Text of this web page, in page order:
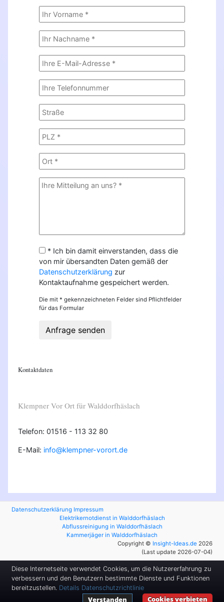
* Ich bin damit einverstanden, dass die
von mir übersandten Daten gemäß der
Datenschutzerklärung zur
Kontaktaufnahme gespeichert werden.
Die mit * gekennzeichneten Felder sind Pflichtfelder
für das Formular
Anfrage senden
Kontaktdaten
Klempner Vor Ort für Walddorfhäslach
Telefon: 01516 - 113 32 80
E-Mail: info@klempner-vorort.de
Datenschutzerklärung Impressum
Elektrikernotdienst in Walddorfhäslach
Abflussreinigung in Walddorfhäslach
Kammerjäger in Walddorfhäslach
Copyright © Insight-Ideas.de 2026
(Last update 2026-07-04)
Diese Internetseite verwendet Cookies, um die Nutzererfahrung zu
verbessern und den Benutzern bestimmte Dienste und Funktionen
bereitzustellen. Details Datenschutzrichtlinie
Cookies verbieten
Verstanden